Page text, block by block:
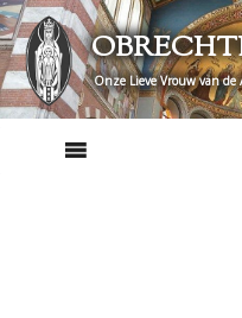
Skip
to
content
Onze Lieve Vrouw van de